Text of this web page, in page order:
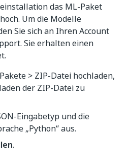
das ML-Paket
Um die Modelle
Sie sich an Ihren Account
Sie erhalten einen
> ZIP-Datei hochladen,
der ZIP-Datei zu
Eingabetyp und die
„Python“ aus.
.